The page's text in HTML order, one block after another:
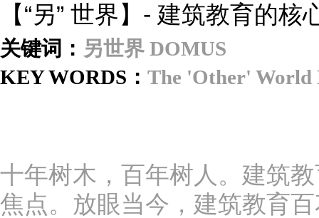
【“另” 世界】- 建筑教育的核
关键词： 另世界 DOMUS
KEY WORDS： The 'Other' World
十年树木，百年树人。建筑
焦点。放眼当今，建筑教育